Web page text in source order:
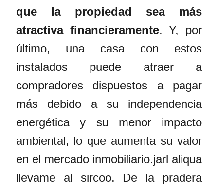
que la propiedad sea más
atractiva financieramente. Y, por
último, una casa con estos
instalados puede atraer a
compradores dispuestos a pagar
más debido a su independencia
energética y su menor impacto
ambiental, lo que aumenta su valor
en el mercado inmobiliario.jarl aliqua
llevame al sircoo. De la pradera